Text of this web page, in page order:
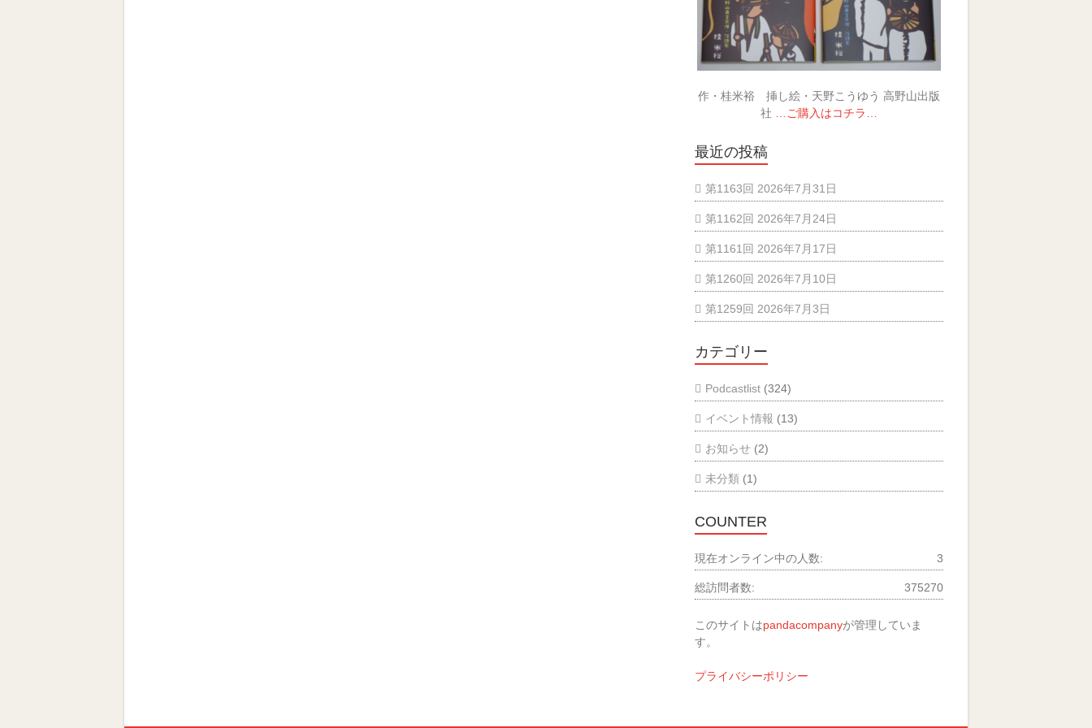
作・桂米裕 挿し絵・天野こうゆう 高野山出版
社
…ご購入はコチラ…
最近の投稿
第1163回 2026年7月31日
第1162回 2026年7月24日
第1161回 2026年7月17日
第1260回 2026年7月10日
第1259回 2026年7月3日
カテゴリー
Podcastlist (324)
イベント情報 (13)
お知らせ (2)
未分類 (1)
COUNTER
3
現在オンライン中の人数:
375270
総訪問者数:
このサイトはpandacompanyが管理していま
す。
プライバシーポリシー